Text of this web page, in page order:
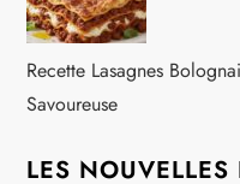
Recette Lasagnes
Savoureuse
LES NOUVELLES